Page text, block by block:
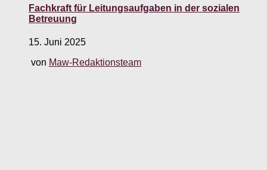
Fachkraft für Leitungsaufgaben in der sozialen
Betreuung
15. Juni 2025
von Maw-Redaktionsteam